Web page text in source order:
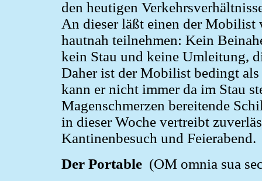
den heutigen
An dieser läßt einen der Mobilist
hautnah teilnehmen: Kein
kein Stau und keine Umleitung,
Daher ist der Mobilist bedingt
kann er nicht immer da im Stau
Magenschmerzen bereitende
in dieser Woche vertreibt
Kantinenbesuch und Feierabend.
Der Portable (OM omnia sua